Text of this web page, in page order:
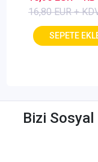
16,80 EUR +
Bizi Sosyal